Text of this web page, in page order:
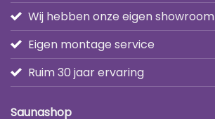
Wij hebben onze eigen showroom
Eigen montage service
Ruim 30 jaar ervaring
Saunashop